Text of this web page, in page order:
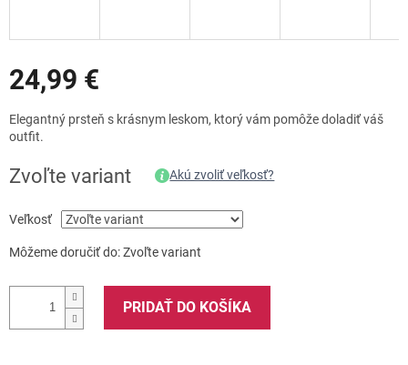
24,99 €
cena:
Elegantný prsteň s krásnym leskom, ktorý vám pomôže doladiť váš
outfit.
Zvoľte variant Akú zvoliť veľkosť?
Veľkosť
Môžeme doručiť do:Zvoľte variant
PRIDAŤ DO KOŠÍKA